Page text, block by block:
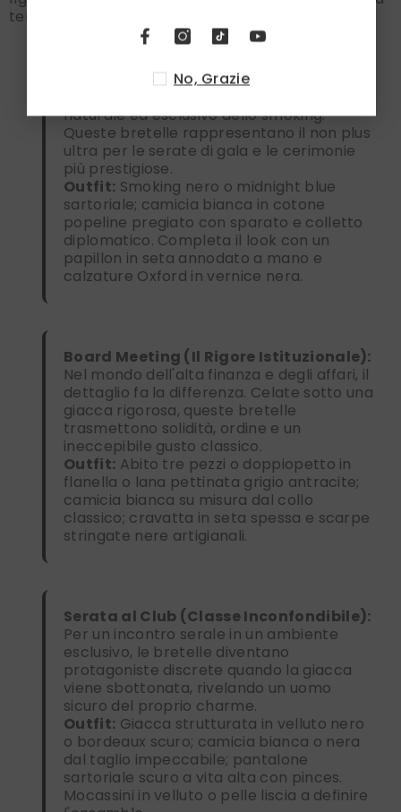
tenuta del pantalone sempre perfetta.
Gala d'Inverno (L'Eccellenza del Black
naturale ed esclusivo dello smoking.
Queste bretelle rappresentano il non plus
ultra per le serate di gala e le cerimonie
più prestigiose.
Outfit: Smoking nero o midnight blue
sartoriale; camicia bianca in cotone
popeline pregiato con sparato e colletto
diplomatico. Completa il look con un
papillon in seta annodato a mano e
calzature Oxford in vernice nera.
Board Meeting (Il Rigore Istituzionale):
Nel mondo dell'alta finanza e degli affari, il
dettaglio fa la differenza. Celate sotto una
giacca rigorosa, queste bretelle
trasmettono solidità, ordine e un
ineccepibile gusto classico.
Outfit: Abito tre pezzi o doppiopetto in
flanella o lana pettinata grigio antracite;
camicia bianca su misura dal collo
classico; cravatta in seta spessa e scarpe
stringate nere artigianali.
Serata al Club (Classe Inconfondibile):
Per un incontro serale in un ambiente
esclusivo, le bretelle diventano
protagoniste discrete quando la giacca
viene sbottonata, rivelando un uomo
sicuro del proprio charme.
Outfit: Giacca strutturata in velluto nero
o bordeaux scuro; camicia bianca o nera
dal taglio impeccabile; pantalone
sartoriale scuro a vita alta con pinces.
Mocassini in velluto o pelle liscia a definire
No, Grazie